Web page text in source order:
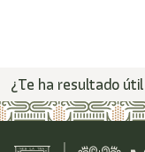
¿Te ha resultado